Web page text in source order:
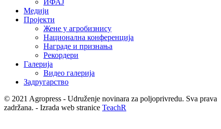
ИФАЈ
Медији
Пројекти
Жене у агробизнису
Национална конференција
Награде и признања
Рекордери
Галерија
Видео галерија
Задругарство
© 2021 Agropress - Udruženje novinara za poljoprivredu. Sva prava
zadržana. - Izrada web stranice TeachR